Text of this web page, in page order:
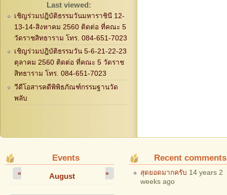
Last viewed:
เชิญร่วมปฎิบัติธรรมวันมหาราชินี 12-
13-14-สิงหาคม 2560 ติดต่อ ที่คณะ 5
วัดราชสิทธาราม โทร. 084-651-7023
เชิญร่วมปฎิบัติธรรมวัน 5-6-21-22-23
ตุลาคม 2560 ติดต่อ ที่คณะ 5 วัดราช
สิทธาราม โทร. 084-651-7023
วีดีโอสารคดีพิพิธภัณฑ์กรรมฐานวัด
พลับ
Events
August
« »
Recent comments
สุดยอดมากครับ 14 years 2
weeks ago